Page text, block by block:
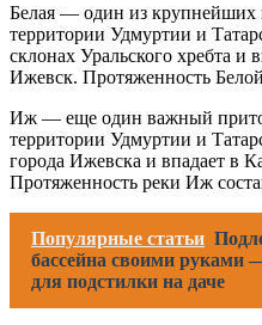
Белая — один из крупнейших
территории Удмуртии и
склонах Уральского хребта и
Ижевск. Протяженность
Иж — еще один важный
территории Удмуртии и
города Ижевска и впадает в
Протяженность реки Иж
Популярные статьи
бассейна своими руками
для подстилки на даче